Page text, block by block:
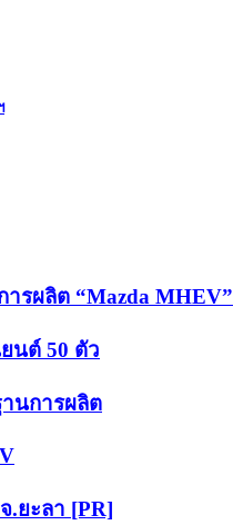
รผลิต “Mazda MHEV”
นต์ 50 ตัว
นการผลิต
.ยะลา [PR]